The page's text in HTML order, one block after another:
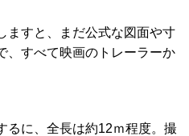
ますと、まだ公式な図面や寸
、すべて映画のトレーラーか
るに、全長は約12ｍ程度。撮